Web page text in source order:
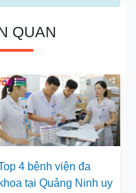
QUAN
4 bệnh viện đa
khoa tại Quảng Ninh uy